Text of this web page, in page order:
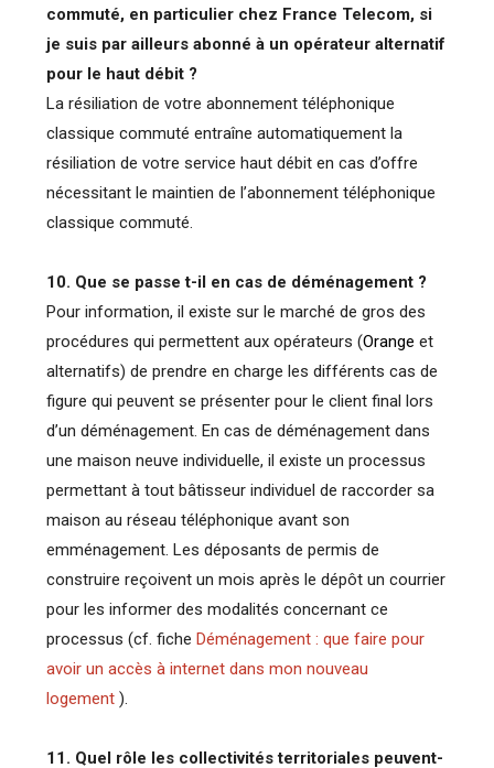
commuté, en particulier chez France Telecom, si
je suis par ailleurs abonné à un opérateur alternatif
pour le haut débit ?
La résiliation de votre abonnement téléphonique
classique commuté entraîne automatiquement la
résiliation de votre service haut débit en cas d’offre
nécessitant le maintien de l’abonnement téléphonique
classique commuté.
10. Que se passe t-il en cas de déménagement ?
Pour information, il existe sur le marché de gros des
procédures qui permettent aux opérateurs (Orange et
alternatifs) de prendre en charge les différents cas de
figure qui peuvent se présenter pour le client final lors
d’un déménagement. En cas de déménagement dans
une maison neuve individuelle, il existe un processus
permettant à tout bâtisseur individuel de raccorder sa
maison au réseau téléphonique avant son
emménagement. Les déposants de permis de
construire reçoivent un mois après le dépôt un courrier
pour les informer des modalités concernant ce
processus (cf. ficheDéménagement : que faire pour
avoir un accès à internet dans mon nouveau
logement ).
11. Quel rôle les collectivités territoriales peuvent-